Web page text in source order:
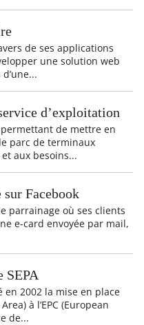
de ses applications
une solution web
d’exploitation
de mettre en
parc de terminaux
aux besoins...
Facebook
parrainage où ses clients
e-card envoyée par mail,
SEPA
en 2002 la mise en place
à l’EPC (European
de...